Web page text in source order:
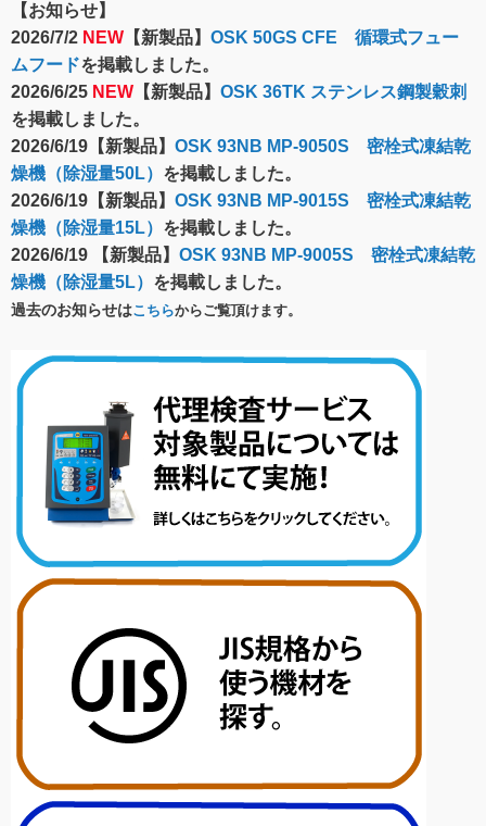
【お知らせ】
2026/7/2 NEW 【新製品】 OSK 50GS CFE 循環式フュー
ムフードを掲載しました。
2026/6/25 NEW 【新製品】 OSK 36TK ステンレス鋼製穀刺
を掲載しました。
2026/6/19【新製品】 OSK 93NB MP-9050S 密栓式凍結乾
燥機（除湿量50L） を掲載しました。
2026/6/19【新製品】 OSK 93NB MP-9015S 密栓式凍結乾
燥機（除湿量15L） を掲載しました。
2026/6/19 【新製品】 OSK 93NB MP-9005S 密栓式凍結乾
燥機（除湿量5L） を掲載しました。
過去のお知らせはこちらからご覧頂けます。